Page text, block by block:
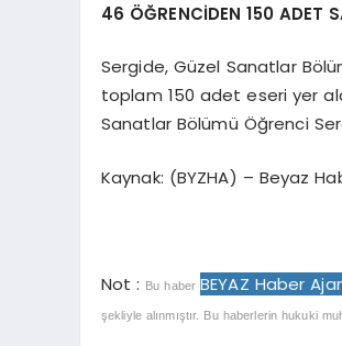
46 ÖĞRENCİDEN 150 ADET
Sergide, Güzel Sanatlar
toplam 150 adet eseri yer
Sanatlar Bölümü Öğrenci
Kaynak: (BYZHA) – Beyaz
Not : Bu haber BEYAZ Haber
şekliyle alınmıştır. Bu haberlerin hukuki